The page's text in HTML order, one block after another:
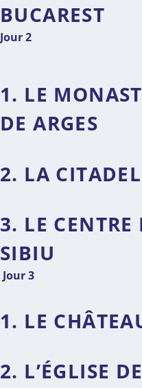
BUCAREST
Jour 2
1. LE
DE ARGES
2. LA
3. LE CENTRE
SIBIU
Jour 3
1. LE
2. L’ÉGLISE